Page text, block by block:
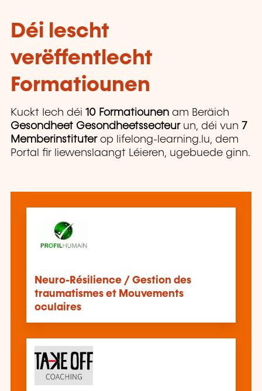
Déi lescht
verëffentlecht
Formatiounen
Kuckt Iech déi 10 Formatiounen am Beräich
Gesondheet Gesondheetssecteurun, déi vun 7
Memberinstituter op lifelong-learning.lu, dem
Portal fir liewenslaangt Léieren, ugebuede ginn.
Neuro-Résilience / Gestion des
traumatismes et Mouvements
oculaires